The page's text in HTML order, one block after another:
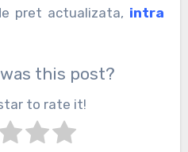
pret actualizata, intra
was this post?
to rate it!